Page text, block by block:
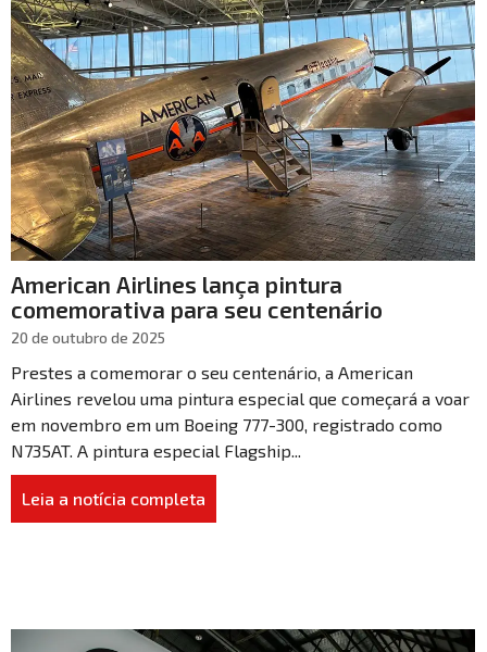
American Airlines lança pintura
comemorativa para seu centenário
20 de outubro de 2025
Prestes a comemorar o seu centenário, a American
Airlines revelou uma pintura especial que começará a voar
em novembro em um Boeing 777-300, registrado como
N735AT. A pintura especial Flagship...
Leia a notícia completa